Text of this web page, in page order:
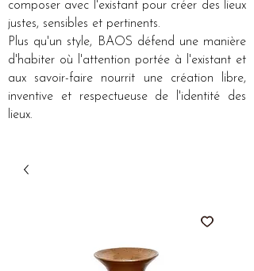
composer avec l'existant pour créer des lieux
justes, sensibles et pertinents.
Plus qu'un style, BAOS défend une manière
d'habiter où l'attention portée à l'existant et
aux savoir-faire nourrit une création libre,
inventive et respectueuse de l'identité des
lieux.